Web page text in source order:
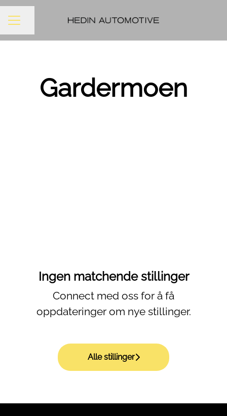
KARRIEREMENY
Del siden
Gardermoen
Ingen matchende stillinger
Connect med oss for å få
oppdateringer om nye stillinger.
Alle stillinger